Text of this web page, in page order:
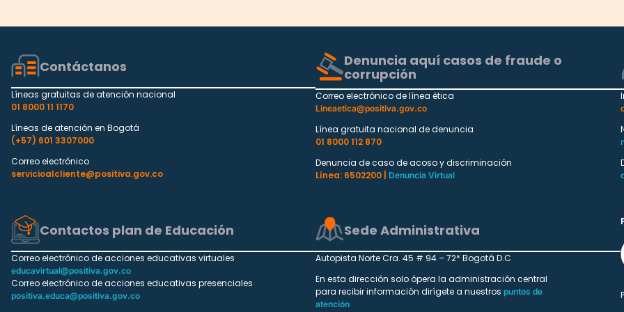
Contáctanos
Líneas gratuitas de atención nacional
01 8000 11 1170
Líneas de atención en Bogotá
(+57) 601 3307000
Correo electrónico
servicioalcliente@positiva.gov.co
Denuncia aquí casos de fraude o
corrupción
Correo electrónico de línea ética
Lineaetica@positiva.gov.co
Línea gratuita nacional de denuncia
01 8000 112 870
Denuncia de caso de acoso y discriminación
Línea: 6502200 |
Denuncia Virtual
Contactos plan de Educación
Correo electrónico de acciones educativas virtuales
educavirtual@positiva.gov.co
Correo electrónico de acciones educativas presenciales
positiva.educa@positiva.gov.co
Sede Administrativa
Autopista Norte Cra. 45 # 94 – 72* Bogotá D.C
En esta dirección solo ópera la administración central
para recibir información dirígete a nuestros puntos de
atención